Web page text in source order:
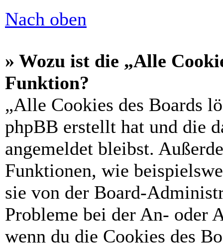
Nach oben
» Wozu ist die „Alle
Funktion?
„Alle Cookies des Boards
phpBB erstellt hat und die
angemeldet bleibst.
Funktionen, wie
sie von der Board-
Probleme bei der An- oder
wenn du die Cookies des